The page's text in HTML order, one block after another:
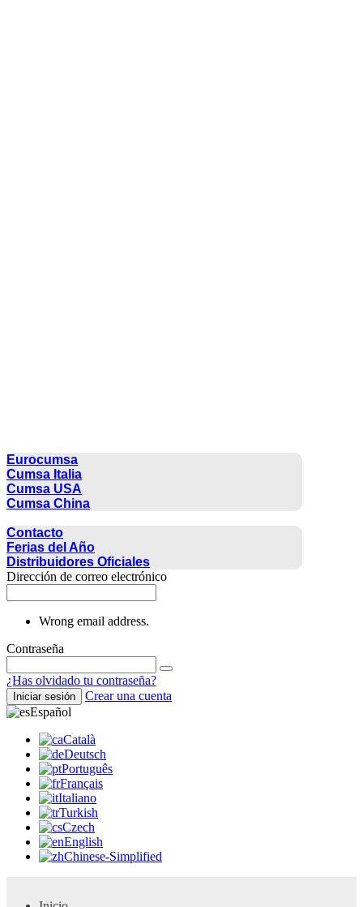
Eurocumsa
Cumsa Italia
Cumsa USA
Cumsa China
Contacto
Ferias del Año
Distribuidores Oficiales
Dirección de correo electrónico
Wrong email address.
Contraseña
¿Has olvidado tu contraseña?
Iniciar sesión
Crear una cuenta
Español
Català
Deutsch
Português
Français
Italiano
Turkish
Czech
English
Chinese-Simplified